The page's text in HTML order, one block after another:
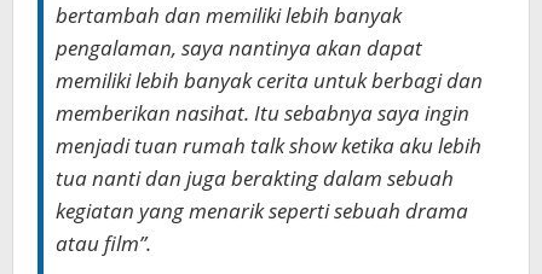
bertambah dan memiliki lebih banyak
pengalaman, saya nantinya akan dapat
memiliki lebih banyak cerita untuk berbagi dan
memberikan nasihat. Itu sebabnya saya ingin
menjadi tuan rumah talk show ketika aku lebih
tua nanti dan juga berakting dalam sebuah
kegiatan yang menarik seperti sebuah drama
atau film”.